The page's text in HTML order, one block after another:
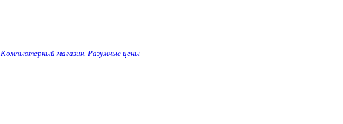
Компьютерный магазин. Разумные цены